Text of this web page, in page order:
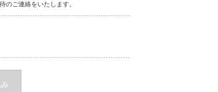
のご連絡をいたします。